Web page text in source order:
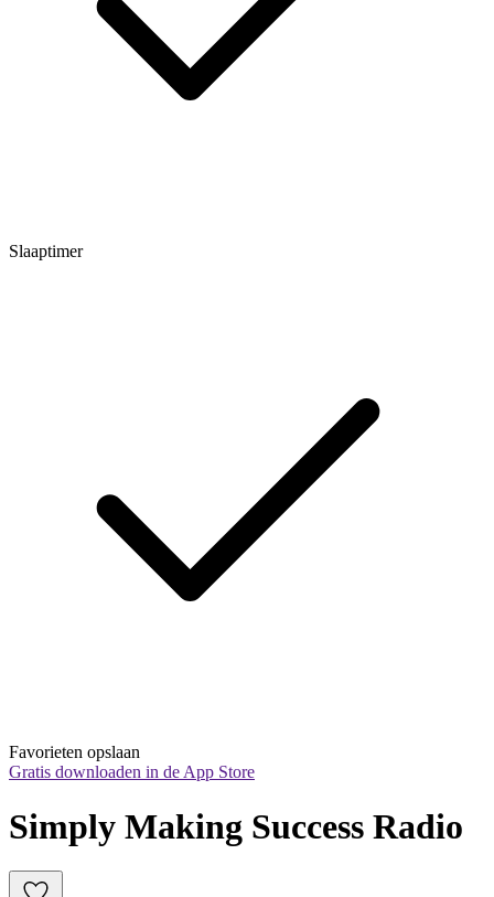
Slaaptimer
Favorieten opslaan
Gratis downloaden in de App Store
Simply Making Success Radio